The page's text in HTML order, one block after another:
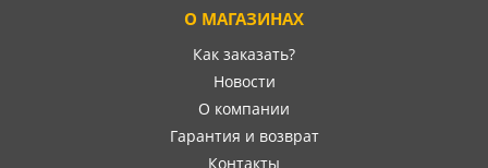
О МАГАЗИНАХ
Как заказать?
Новости
О компании
Гарантия и возврат
Контакты